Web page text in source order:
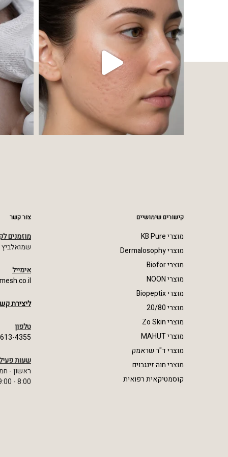
קישורים שימושיים
מוצרי KB Pure
מוצרי Dermalosophy
מוצרי Biofor
מוצרי NOON
מוצרי Biopeptix
מוצרי 20/80
מוצרי Zo Skin
מוצרי MAHUT
מוצרי ד"ר שראמק
מוצרי חוה זינגבוים
קוסמטיקאית רפואית
צור קשר
מוזמנים
שמואלביץ מרדכי
אימייל
ליצירת
טלפון
4355
שעות
ראשון -
8:00 - 19:00